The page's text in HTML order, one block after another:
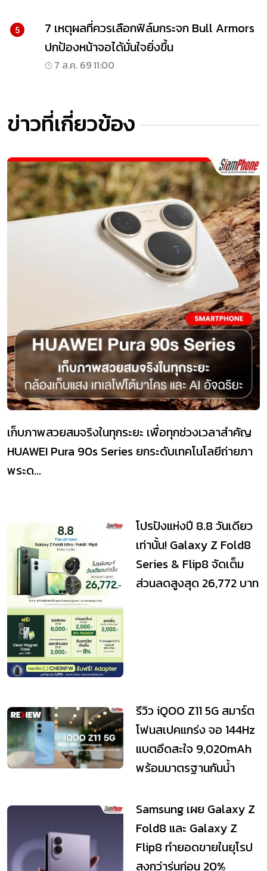
5
7 เหตุผลที่ควรเลือกฟิล์มกระจก Bull Armors
ปกป้องหน้าจอได้มั่นใจยิ่งขึ้น
7 ส.ค. 69 11:00
ข่าวที่เกี่ยวข้อง
เก็บภาพสวยสมจริงในทุกระยะ เพื่อทุกช่วงเวลาสำคัญ
HUAWEI Pura 90s Series ยกระดับเทคโนโลยีถ่ายภา
พระด...
โปรปังแห่งปี 8.8 วันเดียว
เท่านั้น! Galaxy Z Fold8
Series & Flip8 จัดเต็ม
ส่วนลดสูงสุด 26,772 บาท
รีวิว iQOO Z11 5G สมาร์ต
โฟนสเปคแกร่ง จอ 144Hz
แบตอึดสะใจ 9,020mAh
พร้อมมาตรฐานกันน้ำ
Samsung เผย Galaxy Z
Fold8 และ Galaxy Z
Flip8 ทำยอดขายในยุโรป
สูงกว่ารุ่นก่อน 20%